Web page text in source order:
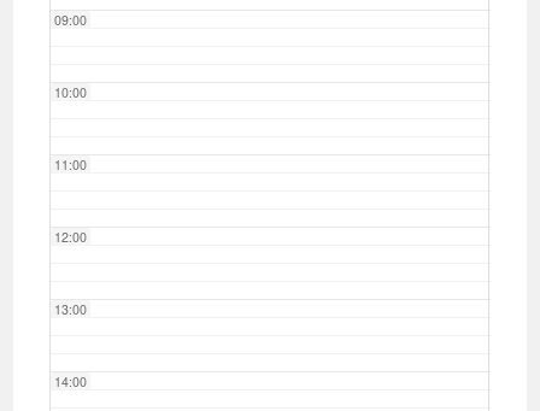
09:00
10:00
11:00
12:00
13:00
14:00